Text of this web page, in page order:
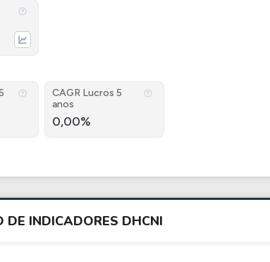
CAGR Lucros 5
anos
0,00%
DE INDICADORES DHCNI